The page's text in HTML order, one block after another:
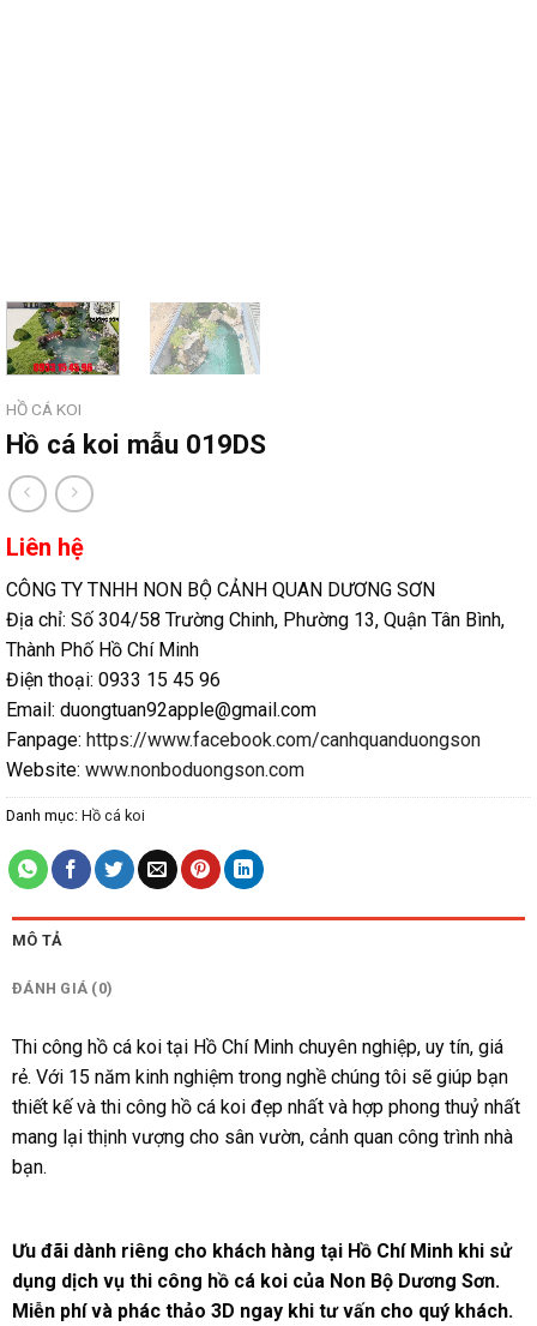
HỒ CÁ KOI
Hồ cá koi mẫu 019DS
Liên hệ
CÔNG TY TNHH NON BỘ CẢNH QUAN DƯƠNG SƠN
Địa chỉ: Số 304/58 Trường Chinh, Phường 13, Quận Tân Bình,
Thành Phố Hồ Chí Minh
Điện thoại: 0933 15 45 96
Email: duongtuan92apple@gmail.com
Fanpage: https://www.facebook.com/canhquanduongson
Website: www.nonboduongson.com
Danh mục: Hồ cá koi
MÔ TẢ
ĐÁNH GIÁ (0)
Thi công hồ cá koi tại Hồ Chí Minh chuyên nghiệp, uy tín, giá
rẻ. Với 15 năm kinh nghiệm trong nghề chúng tôi sẽ giúp bạn
thiết kế và thi công hồ cá koi đẹp nhất và hợp phong thuỷ nhất
mang lại thịnh vượng cho sân vườn, cảnh quan công trình nhà
bạn.
Ưu đãi dành riêng cho khách hàng tại Hồ Chí Minh khi sử
dụng dịch vụ thi công hồ cá koi của Non Bộ Dương Sơn.
Miễn phí và phác thảo 3D ngay khi tư vấn cho quý khách.